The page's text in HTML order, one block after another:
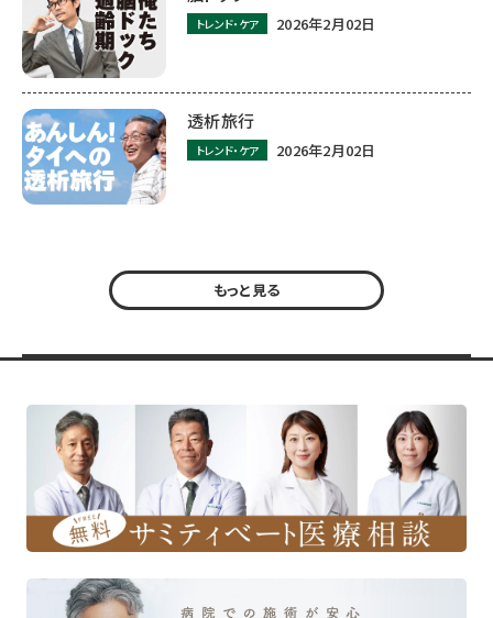
トレンド・ケア 2026年2月02日
透析旅行
トレンド・ケア 2026年2月02日
もっと見る